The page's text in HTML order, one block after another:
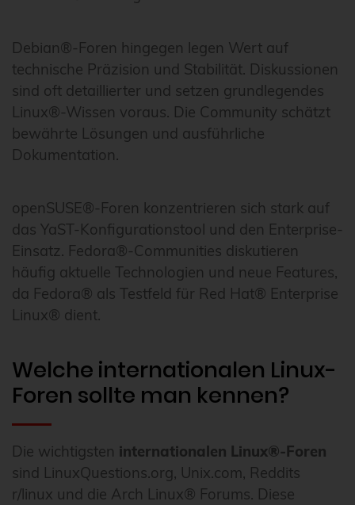
Debian®-Foren hingegen legen Wert auf
technische Präzision und Stabilität. Diskussionen
sind oft detaillierter und setzen grundlegendes
Linux®-Wissen voraus. Die Community schätzt
bewährte Lösungen und ausführliche
Dokumentation.
openSUSE®-Foren konzentrieren sich stark auf
das YaST-Konfigurationstool und den Enterprise-
Einsatz. Fedora®-Communities diskutieren
häufig aktuelle Technologien und neue Features,
da Fedora® als Testfeld für Red Hat® Enterprise
Linux® dient.
Welche internationalen Linux-
Foren sollte man kennen?
Die wichtigsten internationalen Linux®-Foren
sind LinuxQuestions.org, Unix.com, Reddits
r/linux und die Arch Linux® Forums. Diese